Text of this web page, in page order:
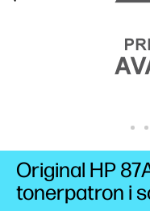
Original HP
tonerpatron i